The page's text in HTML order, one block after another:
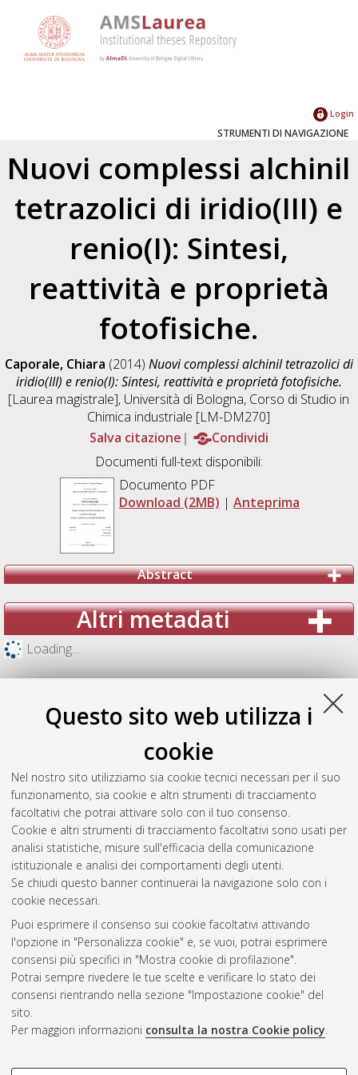
Questo sito web utilizza i
cookie
Nel nostro sito utilizziamo sia cookie tecnici necessari per il suo
funzionamento, sia cookie e altri strumenti di tracciamento
facoltativi che potrai attivare solo con il tuo consenso.
Cookie e altri strumenti di tracciamento facoltativi sono usati per
analisi statistiche, misure sull'efficacia della comunicazione
istituzionale e analisi dei comportamenti degli utenti.
Se chiudi questo banner continuerai la navigazione solo con i
cookie necessari.
Puoi esprimere il consenso sui cookie facoltativi attivando
l'opzione in "Personalizza cookie" e, se vuoi, potrai esprimere
consensi più specifici in "Mostra cookie di profilazione".
Potrai sempre rivedere le tue scelte e verificare lo stato dei
consensi rientrando nella sezione "Impostazione cookie" del
sito.
Per maggiori informazioni consulta la nostra Cookie policy.
Login
STRUMENTI DI NAVIGAZIONE
Nuovi complessi alchinil
tetrazolici di iridio(III) e
renio(I): Sintesi,
reattività e proprietà
fotofisiche.
Caporale, Chiara (2014) Nuovi complessi alchinil tetrazolici di
iridio(III) e renio(I): Sintesi, reattività e proprietà fotofisiche.
[Laurea magistrale], Università di Bologna, Corso di Studio in
Chimica industriale [LM-DM270]
Salva citazione
Condividi
Documenti full-text disponibili:
Documento PDF
Download (2MB) | Anteprima
Abstract
Altri metadati
Loading...
Gestione del documento:
Atom
Rss 1.0
Rss 2.0
AMS Laurea
Impostazioni Cookie